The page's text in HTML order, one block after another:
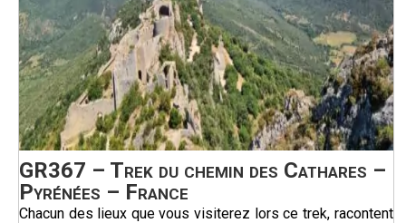
GR367 – Trek du chemin des Cathares –
Pyrénées – France
Chacun des lieux que vous visiterez lors ce trek, racontent